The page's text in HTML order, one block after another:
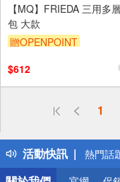
【MQ】FRIEDA 三用多
包 大款
贈OPENPOINT
$612
1
活動快訊
偏遠地
得獎公
熱門話
銀行優